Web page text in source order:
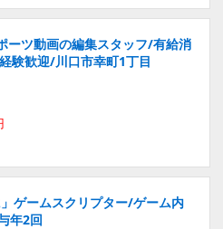
ーツ動画の編集スタッフ/有給消
験歓迎/川口市幸町1丁目
ゲームスクリプター/ゲーム内
年2回